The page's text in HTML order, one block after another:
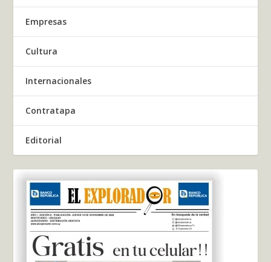
Empresas
Cultura
Internacionales
Contratapa
Editorial